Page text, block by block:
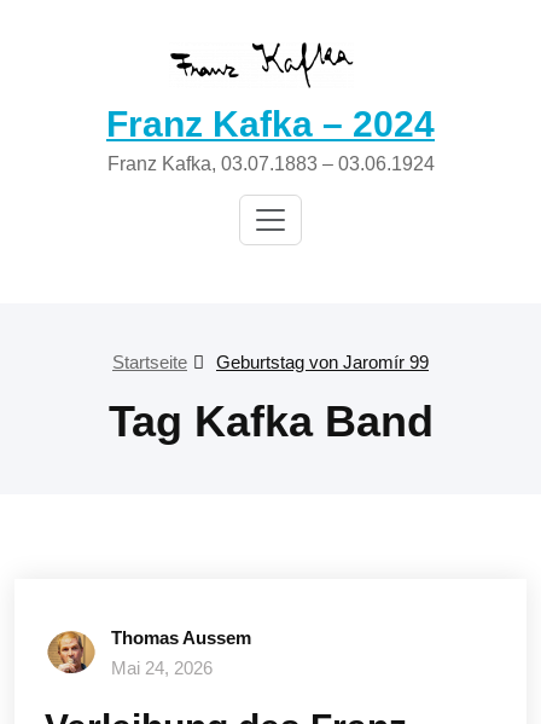
Franz Kafka – 2024
Franz Kafka, 03.07.1883 – 03.06.1924
Startseite Geburtstag von Jaromír 99
Tag Kafka Band
Thomas Aussem
Mai 24, 2026